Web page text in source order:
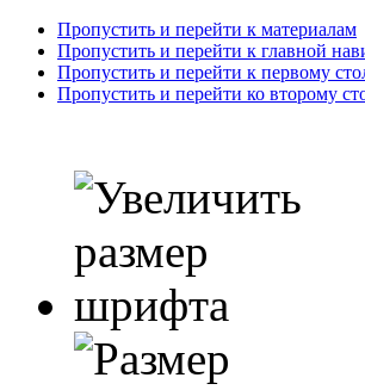
Пропустить и перейти к материалам
Пропустить и перейти к главной
Пропустить и перейти к первому
Пропустить и перейти ко второму